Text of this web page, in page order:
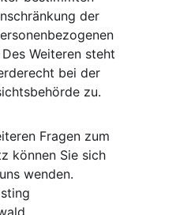
der
Weiteren steht
bei der
zu.
Fragen zum
können Sie sich
wenden.